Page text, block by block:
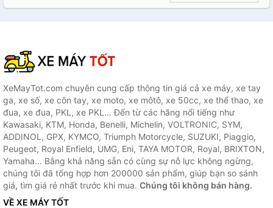
XeMayTot.com chuyên cung cấp thông tin giá cả xe máy, xe tay
ga, xe số, xe côn tay, xe moto, xe môtô, xe 50cc, xe thể thao, xe
đua, xe đua, PKL, xe PKL... Đến từ các hãng nổi tiếng như
Kawasaki, KTM, Honda, Benelli, Michelin, VOLTRONIC, SYM,
ADDINOL, GPX, KYMCO, Triumph Motorcycle, SUZUKI, Piaggio,
Peugeot, Royal Enfield, UMG, Eni, TAYA MOTOR, Royal, BRIXTON,
Yamaha... Bằng khả năng sẵn có cùng sự nỗ lực không ngừng,
chúng tôi đã tổng hợp hơn 200000 sản phẩm, giúp bạn so sánh
giá, tìm giá rẻ nhất trước khi mua. Chúng tôi không bán hàng.
VỀ XE MÁY TỐT